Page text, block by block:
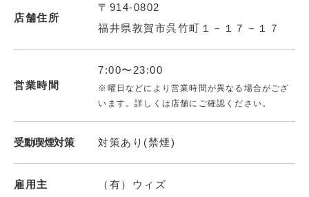
店舗住所
〒914-0802
福井県敦賀市呉竹町１－１７－１７
営業時間
7:00〜23:00
※曜日などにより営業時間が異なる場合がござ
います。詳しくは店舗にご確認ください。
受動喫煙対策 対策あり(禁煙)
雇用主 （有）ウィズ